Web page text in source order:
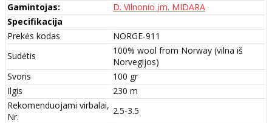
Gamintojas:
D. Vilnonio įm. MIDARA
Specifikacija
Prekės kodas
NORGE-911
Sudėtis
100% wool from Norway (vilna iš
Norvegijos)
Svoris
100 gr
Ilgis
230 m
Rekomenduojami virbalai,
Nr.
2.5-3.5